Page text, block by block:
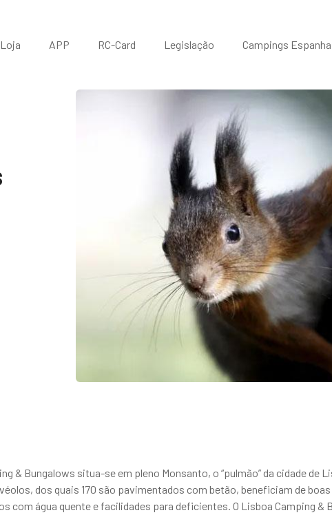
Loja APP RC-Card Legislação Campings Espanha
& Bungalows situa-se em pleno Monsanto, o “pulmão” da cidade de
dos quais 170 são pavimentados com betão, beneficiam de
com água quente e facilidades para deficientes. O Lisboa Camping &